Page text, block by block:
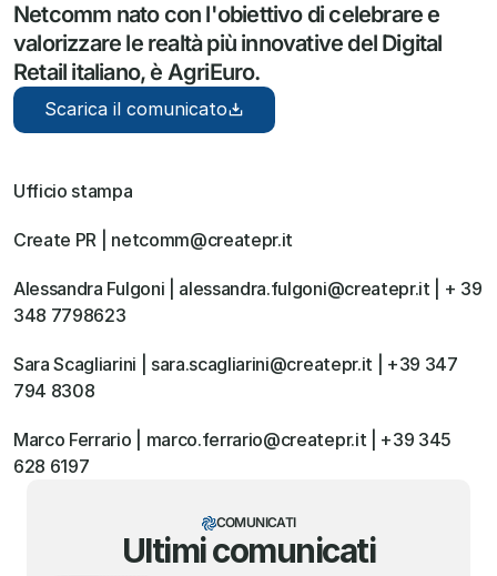
Netcomm nato con l'obiettivo di celebrare e
valorizzare le realtà più innovative del Digital
Retail italiano, è AgriEuro.
Scarica il comunicato
COMUNICATI
Ultimi comunicati
Ufficio stampa
Create PR | netcomm@createpr.it
Alessandra Fulgoni | alessandra.fulgoni@createpr.it | + 39
348 7798623
Sara Scagliarini | sara.scagliarini@createpr.it | +39 347
794 8308
Marco Ferrario | marco.ferrario@createpr.it | +39 345
628 6197